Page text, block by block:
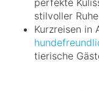
stilvoller
Kurzreisen in
tierische